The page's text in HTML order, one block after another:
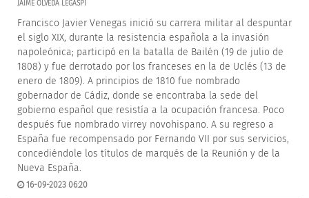
JAIME OLVEDA LEGASPI
Francisco Javier Venegas inició su carrera militar al despuntar
el siglo XIX, durante la resistencia española a la invasión
napoleónica; participó en la batalla de Bailén (19 de julio de
1808) y fue derrotado por los franceses en la de Uclés (13 de
enero de 1809). A principios de 1810 fue nombrado
gobernador de Cádiz, donde se encontraba la sede del
gobierno español que resistía a la ocupación francesa. Poco
después fue nombrado virrey novohispano. A su regreso a
España fue recompensado por Fernando VII por sus servicios,
concediéndole los títulos de marqués de la Reunión y de la
Nueva España.
16-09-2023 06:20